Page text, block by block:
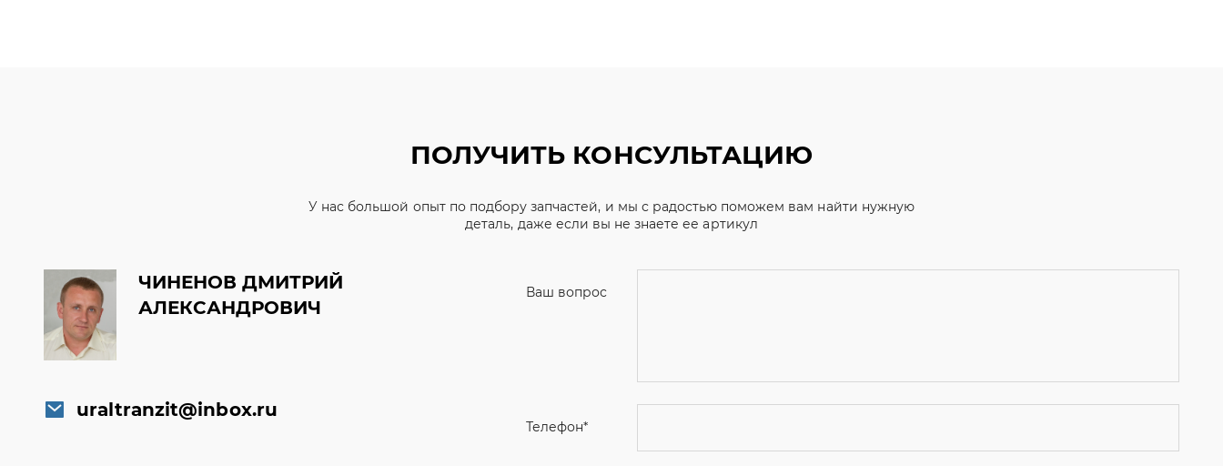
ПОЛУЧИТЬ КОНСУЛЬТАЦИЮ
У нас большой опыт по подбору запчастей, и мы с радостью поможем вам найти нужную
деталь, даже если вы не знаете ее артикул
ЧИНЕНОВ ДМИТРИЙ
АЛЕКСАНДРОВИЧ
uraltranzit@inbox.ru
Ваш вопрос